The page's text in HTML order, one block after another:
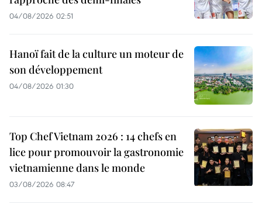
04/08/2026 02:51
Hanoï fait de la culture un moteur de
son développement
04/08/2026 01:30
Top Chef Vietnam 2026 : 14 chefs en
lice pour promouvoir la gastronomie
vietnamienne dans le monde
03/08/2026 08:47